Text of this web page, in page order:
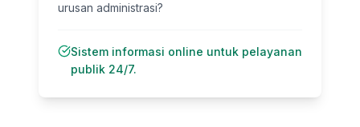
urusan administrasi?
Sistem informasi online untuk pelayanan
publik 24/7.